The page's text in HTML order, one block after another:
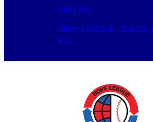
2023.8.17
鶴岡一人記念大会 開会式ラ
配信